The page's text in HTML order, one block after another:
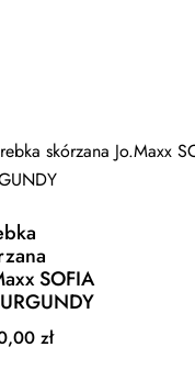
SOFIA
zł